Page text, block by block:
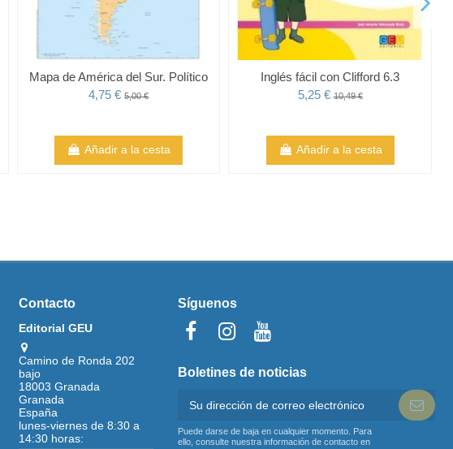
Mapa de América del Sur. Político
4,75 €5,00 €
Añadir a la cesta
Inglés fácil con Clifford 6.3
5,25 €10,49 €
Añadir a la cesta
Contacto
Editorial GEU
Camino de Ronda 202
bajo
18003 Granada
Granada
España
lunes-viernes de 8:30 a
14:30 horas:
Síguenos
Boletines de noticias
Puede darse de baja en cualquier momento. Para
ello, consulte nuestra información de contacto en